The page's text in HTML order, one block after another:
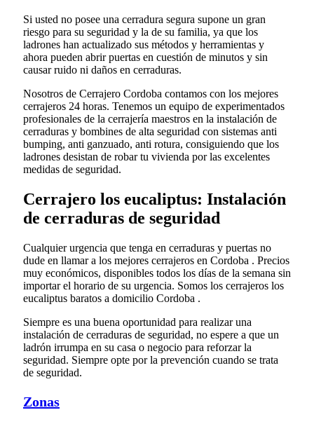
Si usted no posee una cerradura segura supone un gran
riesgo para su seguridad y la de su familia, ya que los
ladrones han actualizado sus métodos y herramientas y
ahora pueden abrir puertas en cuestión de minutos y sin
causar ruido ni daños en cerraduras.
Nosotros de Cerrajero Cordoba contamos con los mejores
cerrajeros 24 horas. Tenemos un equipo de experimentados
profesionales de la cerrajería maestros en la instalación de
cerraduras y bombines de alta seguridad con sistemas anti
bumping, anti ganzuado, anti rotura, consiguiendo que los
ladrones desistan de robar tu vivienda por las excelentes
medidas de seguridad.
Cerrajero los eucaliptus: Instalación
de cerraduras de seguridad
Cualquier urgencia que tenga en cerraduras y puertas no
dude en llamar a los mejores cerrajeros en Cordoba . Precios
muy económicos, disponibles todos los días de la semana sin
importar el horario de su urgencia. Somos los cerrajeros los
eucaliptus baratos a domicilio Cordoba .
Siempre es una buena oportunidad para realizar una
instalación de cerraduras de seguridad, no espere a que un
ladrón irrumpa en su casa o negocio para reforzar la
seguridad. Siempre opte por la prevención cuando se trata
de seguridad.
Zonas